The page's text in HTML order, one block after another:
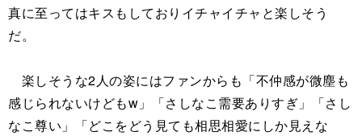
真に至ってはキスもしておりイチャイチャと楽しそう
だ。
楽しそうな2人の姿にはファンからも「不仲感が微塵も
感じられないけどもw」「さしなこ需要ありすぎ」「さし
なこ尊い」「どこをどう見ても相思相愛にしか見えな